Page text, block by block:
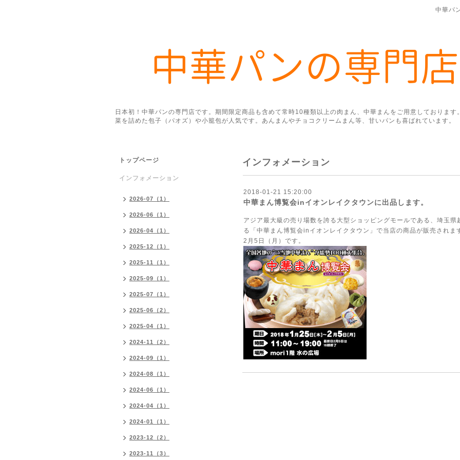
中華パ
日本初！中華パンの専門店です。期間限定商品も含めて常時10種類以上の肉まん、中華まんをご用意しております
菜を詰めた包子（パオズ）や小籠包が人気です。あんまんやチョコクリームまん等、甘いパンも喜ばれています。
インフォメーション
2018-01-21 15:20:00
中華まん博覧会inイオンレイクタウンに出品します。
アジア最大級の売り場数を誇る大型ショッピングモールである、埼玉
る「中華まん博覧会inイオンレイクタウン」で当店の商品が販売され
2月5日（月）です。
トップページ
インフォメーション
2026-07（1）
2026-06（1）
2026-04（1）
2025-12（1）
2025-11（1）
2025-09（1）
2025-07（1）
2025-06（2）
2025-04（1）
2024-11（2）
2024-09（1）
2024-08（1）
2024-06（1）
2024-04（1）
2024-01（1）
2023-12（2）
2023-11（3）